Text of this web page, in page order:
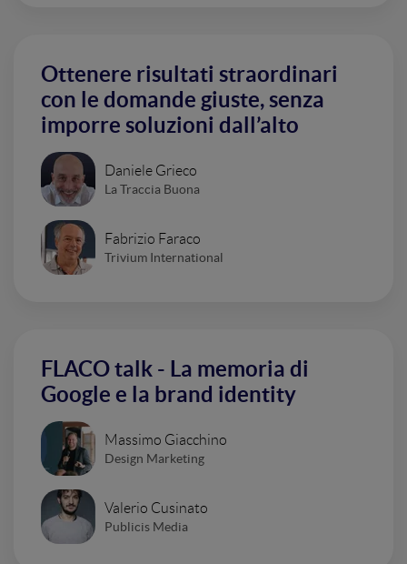
Ottenere risultati straordinari
con le domande giuste, senza
imporre soluzioni dall’alto
Daniele Grieco
La Traccia Buona
Fabrizio Faraco
Trivium International
FLACO talk - La memoria di
Google e la brand identity
Massimo Giacchino
Design Marketing
Valerio Cusinato
Publicis Media